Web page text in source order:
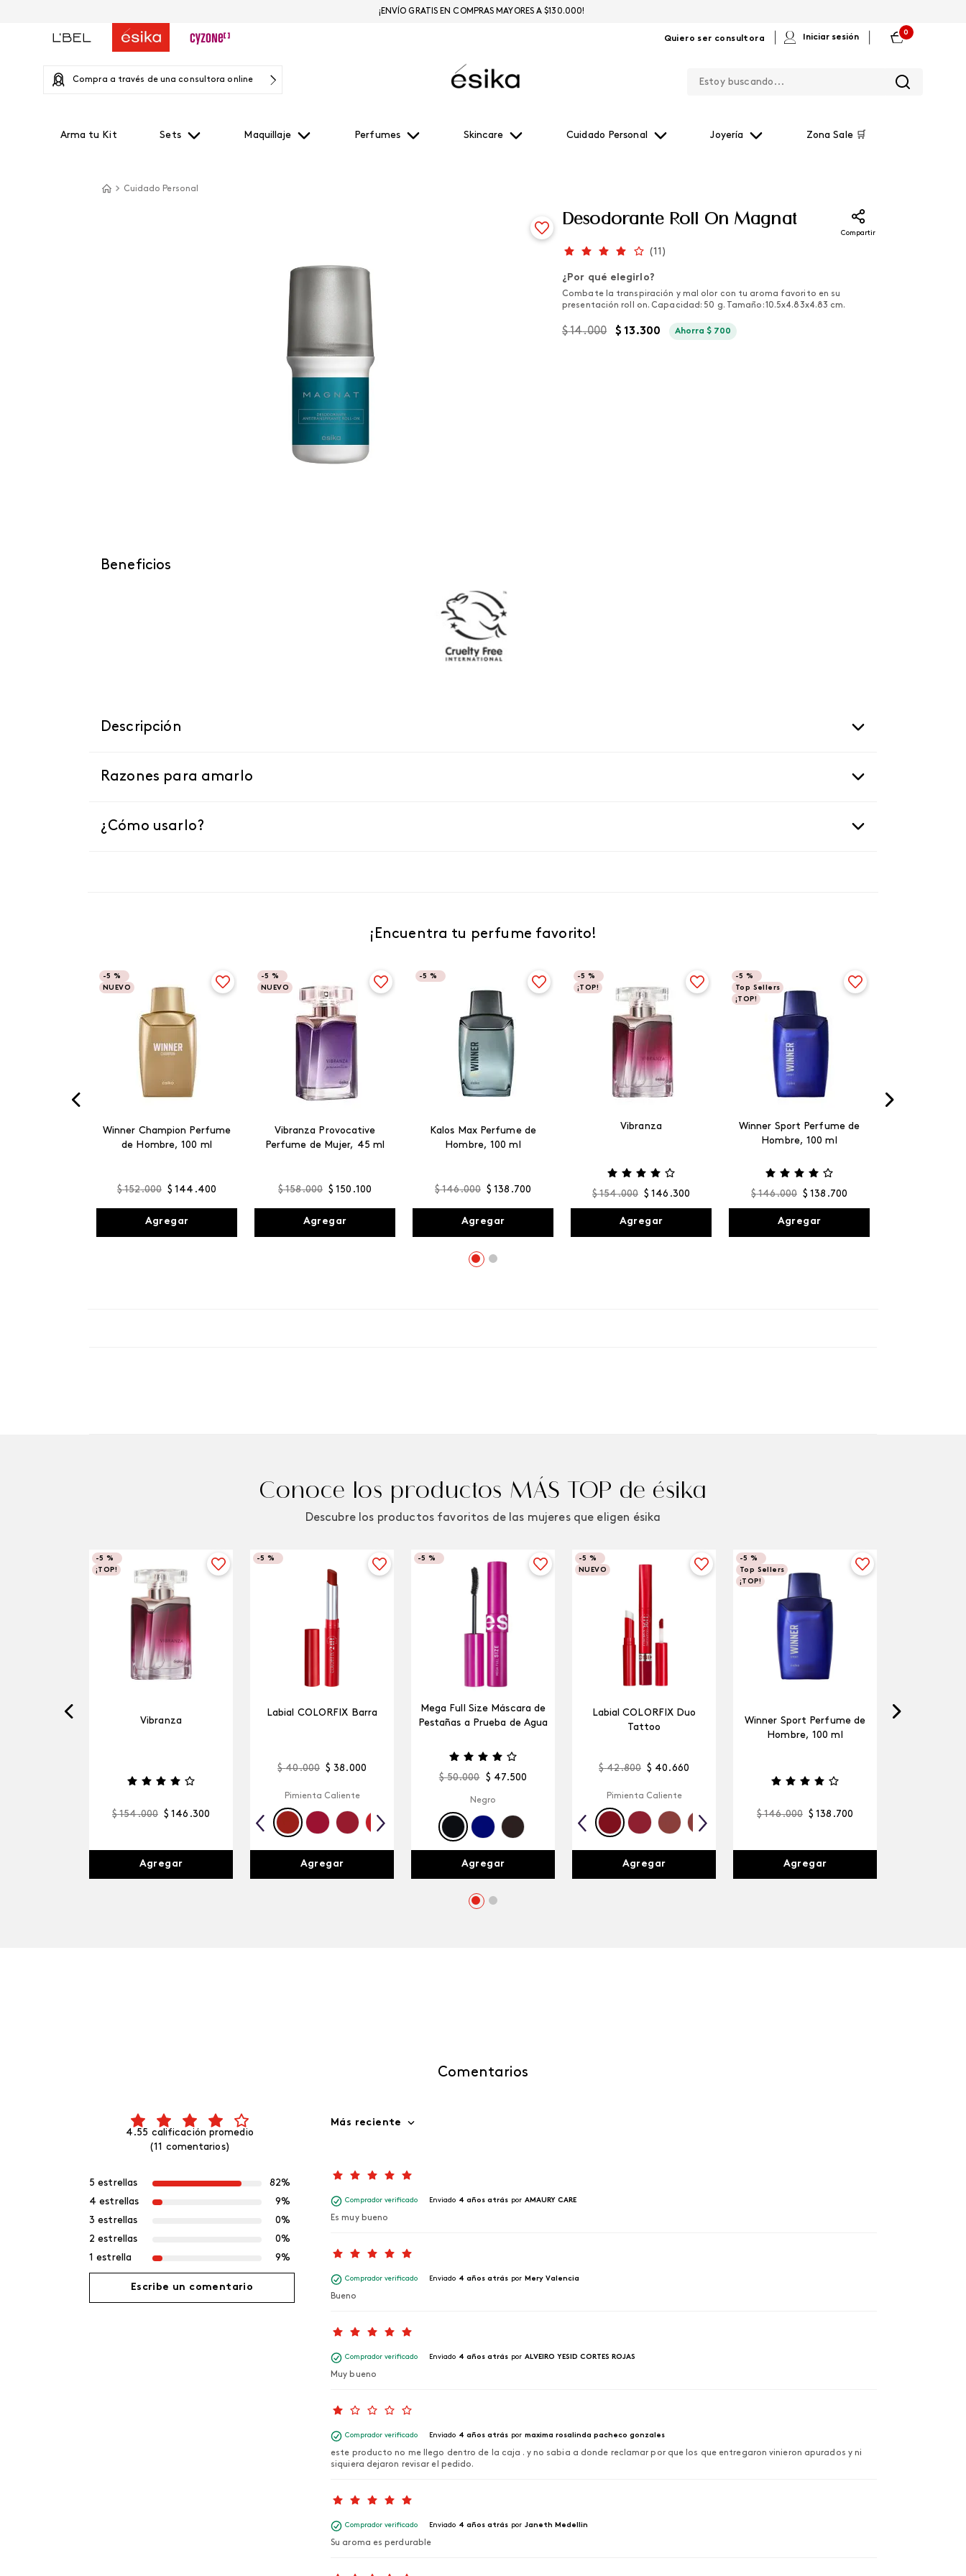
Quiero ser consultora Iniciar sesión
0
Compra a través de una consultora online
Arma tu Kit Sets Maquillaje Perfumes Skincare Cuidado Personal Joyería Zona Sale 🛒
¡ENVÍO GRATIS EN COMPRAS MAYORES A $130.000!
Cuidado Personal
Desodorante Roll On Magnat
Compartir
(11 )
¿Por qué elegirlo?
Combate la transpiración y mal olor con tu aroma favorito en su
presentación roll on. Capacidad: 50 g. Tamaño: 10.5x4.83x4.83 cm.
$14.000 $ 13.300 Ahorra$ 700
Beneficios
Descripción
Razones para amarlo
¿Cómo usarlo?
¡Encuentra tu perfume favorito!
-5 %
NUEVO
Winner Champion Perfume
de Hombre, 100 ml
$ 152.000 $ 144 .400
Agregar
-5 %
NUEVO
Vibranza Provocative
Perfume de Mujer, 45 ml
$ 158.000 $ 150 .100
Agregar
-5 %
Kalos Max Perfume de
Hombre, 100 ml
$ 146.000 $ 138 .700
Agregar
-5 %
¡TOP!
Vibranza
$ 154.000 $ 146 .300
Agregar
-5 %
Top Sellers
¡TOP!
Winner Sport Perfume de
Hombre, 100 ml
$ 146.000 $ 138 .700
Agregar
Conoce los productos MÁS TOP de ésika
Descubre los productos favoritos de las mujeres que eligen ésika
-5 %
¡TOP!
Vibranza
$ 154.000 $ 146 .300
Agregar
-5 %
Labial COLORFIX Barra
$ 40.000 $ 38 .000
Pimienta Caliente
Agregar
-5 %
Mega Full Size Máscara de
Pestañas a Prueba de Agua
$ 50.000 $ 47.500
Negro
Agregar
-5 %
NUEVO
Labial COLORFIX Duo
Tattoo
$ 42.800 $ 40 .660
Pimienta Caliente
Agregar
-5 %
Top Sellers
¡TOP!
Winner Sport Perfume de
Hombre, 100 ml
$ 146.000 $ 138 .700
Agregar
Comentarios
4.55 calificación promedio
(11 comentarios)
5 estrellas
82%
4 estrellas
9%
3 estrellas
0%
2 estrellas
0%
1 estrella
9%
Escribe un comentario
Más reciente
Comprador verificado Enviado 4 años atrás por AMAURY CARE
Es muy bueno
Comprador verificado Enviado 4 años atrás por Mery Valencia
Bueno
Comprador verificado Enviado 4 años atrás por ALVEIRO YESID CORTES ROJAS
Muy bueno
Comprador verificado Enviado 4 años atrás por maxima rosalinda pacheco gonzales
este producto no me llego dentro de la caja . y no sabia a donde reclamar por que los que entregaron vinieron apurados y ni
siquiera dejaron revisar el pedido.
Comprador verificado Enviado 4 años atrás por Janeth Medellin
Su aroma es perdurable